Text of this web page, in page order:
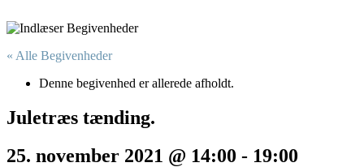
« Alle Begivenheder
Denne begivenhed er allerede afholdt.
Juletræs tænding.
25. november 2021 @ 14:00 - 19:00